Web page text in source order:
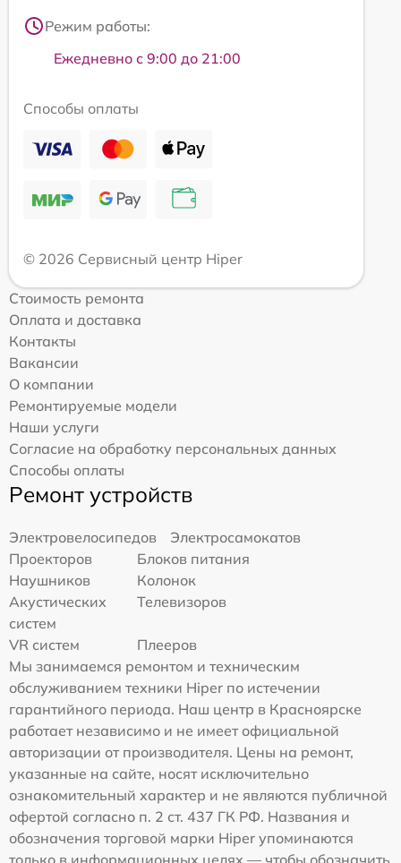
Режим работы:
Ежедневно с 9:00 до 21:00
Способы оплаты
© 2026 Сервисный центр Hiper
Стоимость ремонта
Оплата и доставка
Контакты
Вакансии
О компании
Ремонтируемые модели
Наши услуги
Согласие на обработку персональных данных
Способы оплаты
Ремонт устройств
Электровелосипедов
Электросамокатов
Проекторов
Блоков питания
Наушников
Колонок
Акустических
систем
Телевизоров
VR систем
Плееров
Мы занимаемся ремонтом и техническим
обслуживанием техники Hiper по истечении
гарантийного периода. Наш центр в Красноярске
работает независимо и не имеет официальной
авторизации от производителя. Цены на ремонт,
указанные на сайте, носят исключительно
ознакомительный характер и не являются публичной
офертой согласно п. 2 ст. 437 ГК РФ. Названия и
обозначения торговой марки Hiper упоминаются
только в информационных целях — чтобы обозначить